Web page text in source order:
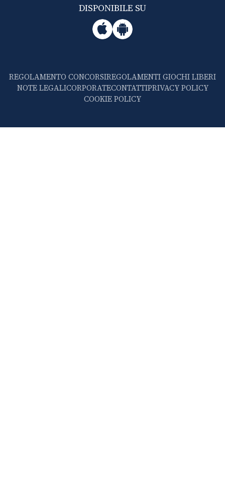
DISPONIBILE SU
REGOLAMENTO CONCORSIREGOLAMENTI GIOCHI LIBERI
NOTE LEGALICORPORATECONTATTIPRIVACY POLICY
COOKIE POLICY